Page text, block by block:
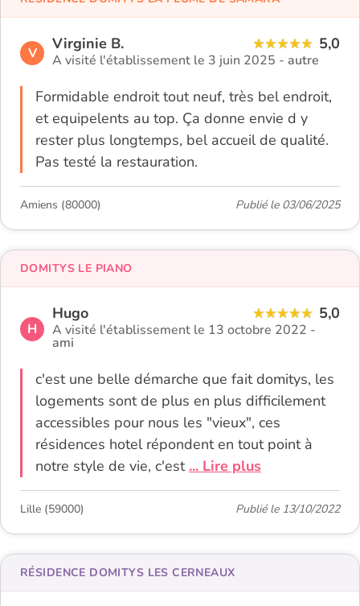
V
Virginie B. 5,0
A visité l'établissement le 3 juin 2025 - autre
Formidable endroit tout neuf, très bel endroit,
et equipelents au top. Ça donne envie d y
rester plus longtemps, bel accueil de qualité.
Pas testé la restauration.
Amiens (80000) Publié le 03/06/2025
H
Hugo 5,0
A visité l'établissement le 13 octobre 2022 -
ami
c'est une belle démarche que fait domitys, les
logements sont de plus en plus difficilement
accessibles pour nous les "vieux", ces
résidences hotel répondent en tout point à
notre style de vie, c'est ... Lire plus
DOMITYS LE PIANO
Lille (59000) Publié le 13/10/2022
RÉSIDENCE DOMITYS LES CERNEAUX